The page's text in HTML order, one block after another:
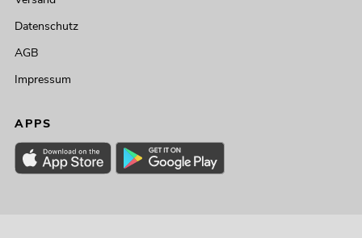
Datenschutz
AGB
Impressum
APPS